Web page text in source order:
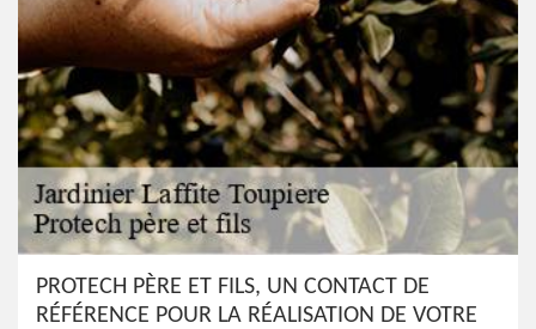
PROTECH PÈRE ET FILS, UN CONTACT DE
RÉFÉRENCE POUR LA RÉALISATION DE VOTRE